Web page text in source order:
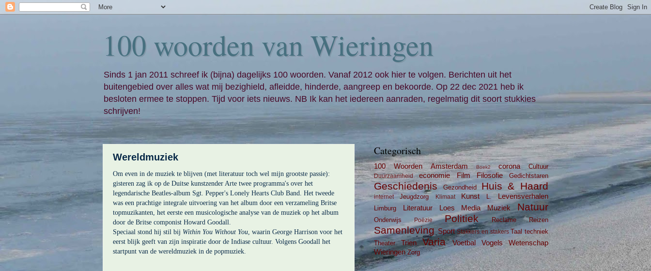
100 woorden van Wieringen
Sinds 1 jan 2011 schreef ik (bijna) dagelijks 100 woorden. Vanaf 2012 ook hier te volgen. Berichten uit het
buitengebied over alles wat mij bezighield, afleidde, hinderde, aangreep en bekoorde. Op 22 dec 2021 heb ik
besloten ermee te stoppen. Tijd voor iets nieuws. NB Ik kan het iedereen aanraden, regelmatig dit soort stukkies
schrijven!
Wereldmuziek
Om even in de muziek te blijven (met literatuur toch wel mijn grootste passie):
gisteren zag ik op de Duitse kunstzender Arte twee programma's over het
legendarische Beatles-album Sgt. Pepper's Lonely Hearts Club Band. Het tweede
was een prachtige integrale uitvoering van het album door een verzameling Britse
topmuzikanten, het eerste een musicologische analyse van de muziek op het album
door de Britse componist Howard Goodall.
Speciaal stond hij stil bij Within You Without You , waarin George Harrison voor het
eerst blijk geeft van zijn inspiratie door de Indiase cultuur. Volgens Goodall het
startpunt van de wereldmuziek in de popmuziek.
Categorisch
100 Woorden Amsterdam Boek2 corona Cultuur
Duurzaamheid economie Film Filosofie Gedichtstaren
Geschiedenis Gezondheid Huis & Haard
internet Jeugdzorg Klimaat Kunst L. Levensverhalen
Limburg Literatuur Loes Media Muziek Natuur
Onderwijs Poëzie Politiek Reclame Reizen
Samenleving Sport Stakkers en stakers Taal techniek
Theater
Trien Varia Voetbal Vogels
Wetenschap
Wieringen Zorg